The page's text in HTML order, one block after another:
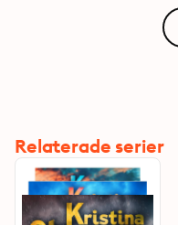
Relaterade serier